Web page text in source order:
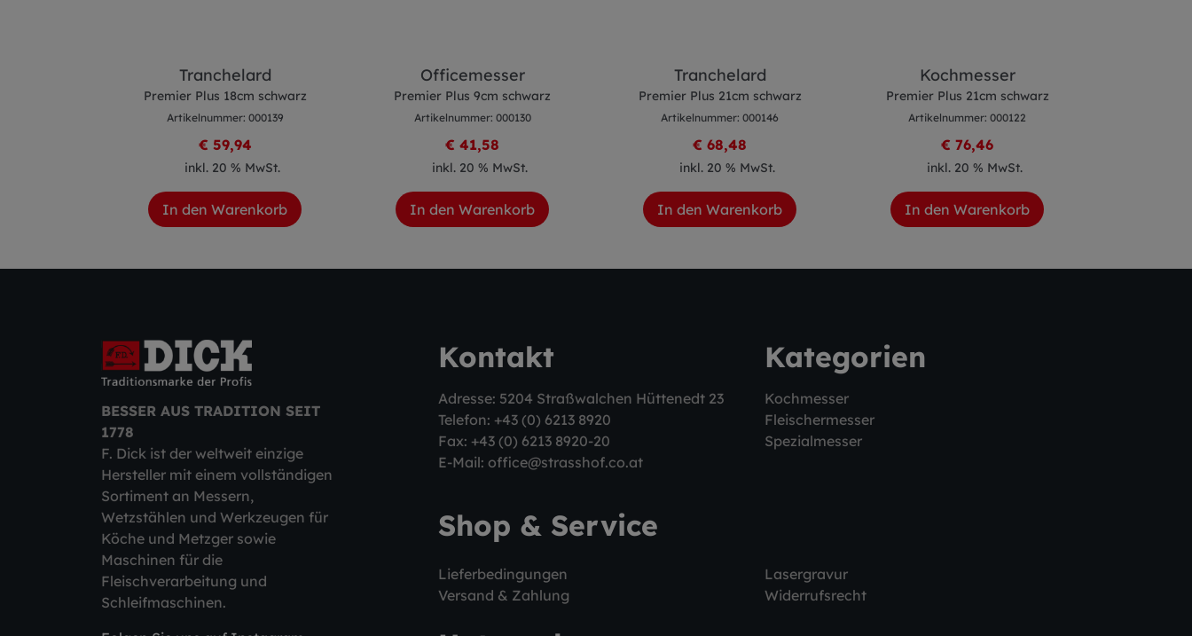
Tranchelard
Premier Plus 18cm schwarz
Artikelnummer: 000139
€ 59,94
inkl. 20 % MwSt.
In den Warenkorb
Officemesser
Premier Plus 9cm schwarz
Artikelnummer: 000130
€ 41,58
inkl. 20 % MwSt.
In den Warenkorb
Tranchelard
Premier Plus 21cm schwarz
Artikelnummer: 000146
€ 68,48
inkl. 20 % MwSt.
In den Warenkorb
Kochmesser
Premier Plus 21cm schwarz
Artikelnummer: 000122
€ 76,46
inkl. 20 % MwSt.
In den Warenkorb
BESSER AUS TRADITION SEIT
1778
F. Dick ist der weltweit einzige
Hersteller mit einem vollständigen
Sortiment an Messern,
Wetzstählen und Werkzeugen für
Köche und Metzger sowie
Maschinen für die
Fleischverarbeitung und
Schleifmaschinen.
Kontakt
Adresse: 5204 Straßwalchen Hüttenedt 23
Telefon: +43 (0) 6213 8920
Fax: +43 (0) 6213 8920-20
E-Mail: office@strasshof.co.at
Kategorien
Kochmesser
Fleischermesser
Spezialmesser
Shop & Service
Lieferbedingungen
Lasergravur
Versand & Zahlung
Widerrufsrecht